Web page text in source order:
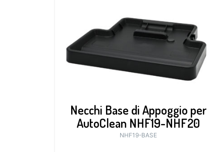
Necchi Base di Appoggio per
AutoClean NHF19-NHF20
NHF19-BASE